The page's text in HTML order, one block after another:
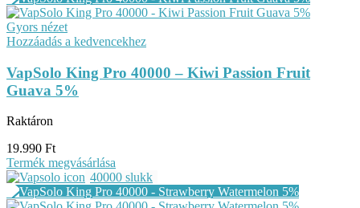
Gyors nézet
Hozzáadás a kedvencekhez
VapSolo King Pro 40000 – Kiwi Passion Fruit
Guava 5%
Raktáron
19.990 Ft
Termék megvásárlása
40000 slukk